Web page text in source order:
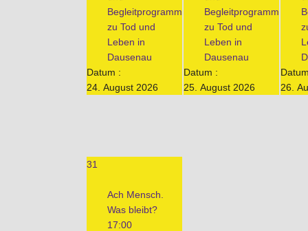
Begleitprogramm
zu Tod und
Leben in
Dausenau
Datum :
24. August 2026
Begleitprogramm
zu Tod und
Leben in
Dausenau
Datum :
25. August 2026
26.
31
Ach Mensch.
Was bleibt?
17:00